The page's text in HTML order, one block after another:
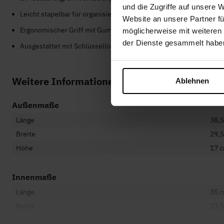
und die Zugriffe auf unsere
Website an unsere Partner
möglicherweise mit
der Dienste gesammelt
Ablehnen
Leicht stapelbar für organisierte Lagerung
Ergonomischer Griff mit Gummigriff für bequemen Transport
Ausgestattet mit Schlüssellöchern zum Abschließen des Koffers
Weitere Informationen
Außenmaße
Länge
Breite
Höhe
17
Innenmaße
Länge
35